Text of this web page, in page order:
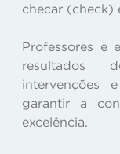
checar (check)
Professores e
resultados
intervenções
garantir a
excelência.